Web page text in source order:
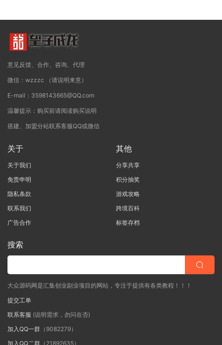
意见反馈、合作、咨询、代理
微信：wzzzc （请说明来意）
E-mail：3598143665@QQ.com
温馨提示：购买前请阅读购买说明
搭建、加盟分站联系客服QQ或微信
关于
关于我们
免责申明
隐私条款
联系我们
广告合作
其他
分享共享
积分抽奖
游戏攻略
跨境百科
标签存档
搜索
大众源码网是汇集创业副业项目的网站，专注于提供有各类教程！！！
提交工单
联系客服 (说明需求，勿问在否)
加入QQ一群 （9082279）
加入QQ二群 （21892635）